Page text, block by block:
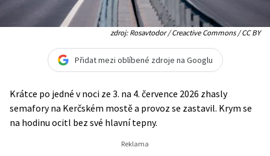
zdroj: Rosavtodor / Creactive Commons / CC BY
Přidat mezi oblíbené zdroje na Googlu
Krátce po jedné v noci ze 3. na 4. července 2026 zhasly
semafory na Kerčském mostě a provoz se zastavil. Krym se
na hodinu ocitl bez své hlavní tepny.